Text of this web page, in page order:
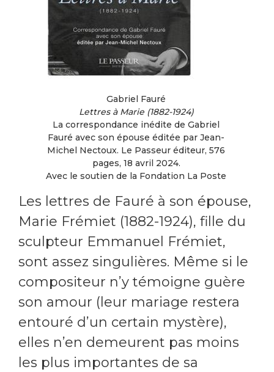
Les lettres de Fauré à son épouse,
Marie Frémiet (1882-1924), fille du
sculpteur Emmanuel Frémiet,
sont assez singulières. Même si le
compositeur n’y témoigne guère
son amour (leur mariage restera
entouré d’un certain mystère),
elles n’en demeurent pas moins
les plus importantes de sa
Gabriel Fauré
Lettres à Marie (1882-1924)
La correspondance inédite de Gabriel
Fauré avec son épouse éditée par Jean-
Michel Nectoux. Le Passeur éditeur, 576
pages, 18 avril 2024.
Avec le soutien de la Fondation La Poste